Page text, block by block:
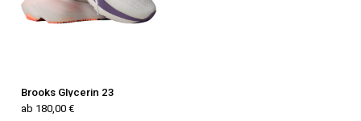
Brooks Glycerin 23
ab 180,00 €